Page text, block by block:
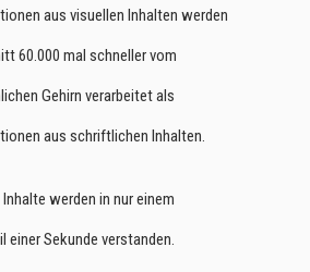
aus visuellen Inhalten werden
60.000 mal schneller vom
Gehirn verarbeitet als
aus schriftlichen Inhalten.
werden in nur einem
einer Sekunde verstanden.